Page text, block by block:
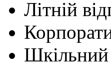
Літній
Шкільний